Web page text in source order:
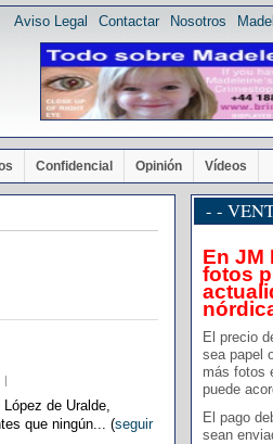
Nosotros
Contactar
Aviso Legal
Confidencial Opinión Vídeos
|
de Uralde,
que ningún... (seguir
- -
En JM
fotos
El precio
sea papel
más fotos
puede
El pago
sean